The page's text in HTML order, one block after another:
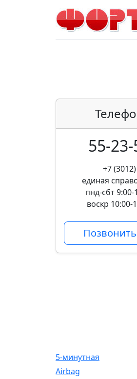
55-
+7 (3012)
единая
пнд-сбт 9:00-
воскр 10:00-
5-минутная
Airbag